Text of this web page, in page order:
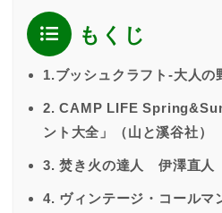
もくじ
1.ブッシュクラフト-大人の
2. CAMP LIFE
ント大全」（山と溪谷社）
3. 焚き火の達人 伊澤直人
4. ヴィンテージ・コールマ